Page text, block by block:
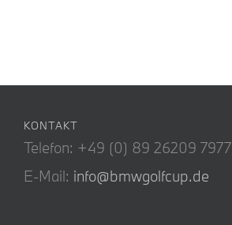
KONTAKT
Telefon: +49 (0) 89 26209 7977
E-Mail: info@bmwgolfcup.de